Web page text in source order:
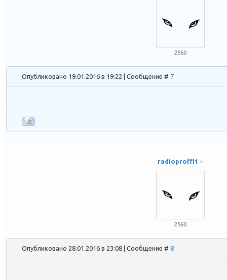
2560
Опубликовано 19.01.2016 в 19:22 | Сообщение # 7
radioproffi1
2560
Опубликовано 28.01.2016 в 23:08 | Сообщение #8